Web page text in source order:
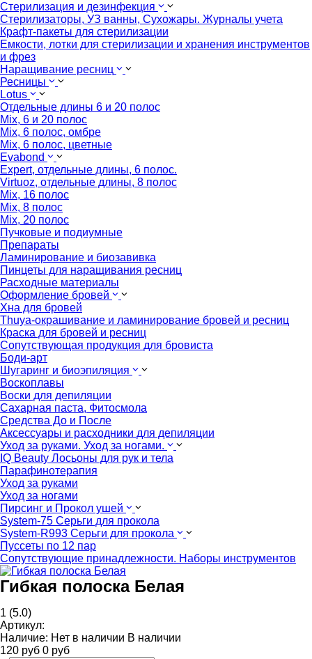
Стерилизация и дезинфекция
Стерилизаторы, УЗ ванны, Сухожары. Журналы учета
Крафт-пакеты для стерилизации
Емкости, лотки для стерилизации и хранения инструментов
и фрез
Наращивание ресниц
Ресницы
Lotus
Отдельные длины 6 и 20 полос
Mix, 6 и 20 полос
Mix, 6 полос, омбре
Mix, 6 полос, цветные
Evabond
Expert, отдельные длины, 6 полос.
Virtuoz, отдельные длины, 8 полос
Mix, 16 полос
Mix, 8 полос
Mix, 20 полос
Пучковые и подиумные
Препараты
Ламинирование и биозавивка
Пинцеты для наращивания ресниц
Расходные материалы
Оформление бровей
Хна для бровей
Thuya-окрашивание и ламинирование бровей и ресниц
Краска для бровей и ресниц
Сопутствующая продукция для бровиста
Боди-арт
Шугаринг и биоэпиляция
Воскоплавы
Воски для депиляции
Сахарная паста, Фитосмола
Средства До и После
Аксессуары и расходники для депиляции
Уход за руками. Уход за ногами.
IQ Beauty Лосьоны для рук и тела
Парафинотерапия
Уход за руками
Уход за ногами
Пирсинг и Прокол ушей
System-75 Серьги для прокола
System-R993 Серьги для прокола
Пуссеты по 12 пар
Cопутствующие принадлежности. Наборы инструментов
Гибкая полоска Белая
1 (5.0)
Артикул:
Наличие: Нет в наличии В наличии
120 руб 0 руб